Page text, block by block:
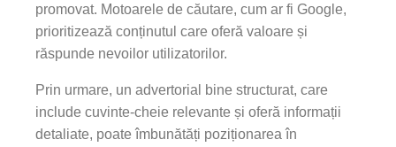
promovat. Motoarele de căutare, cum ar fi Google,
prioritizează conținutul care oferă valoare și
răspunde nevoilor utilizatorilor.
Prin urmare, un advertorial bine structurat, care
include cuvinte-cheie relevante și oferă informații
detaliate, poate îmbunătăți poziționarea în